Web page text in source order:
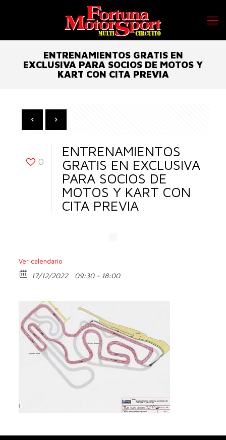
ENTRENAMIENTOS GRATIS EN
EXCLUSIVA PARA SOCIOS DE MOTOS Y
KART CON CITA PREVIA
0
ENTRENAMIENTOS
GRATIS EN EXCLUSIVA
PARA SOCIOS DE
MOTOS Y KART CON
CITA PREVIA
Ver calendario
17/12/2022 09:30 - 18:00